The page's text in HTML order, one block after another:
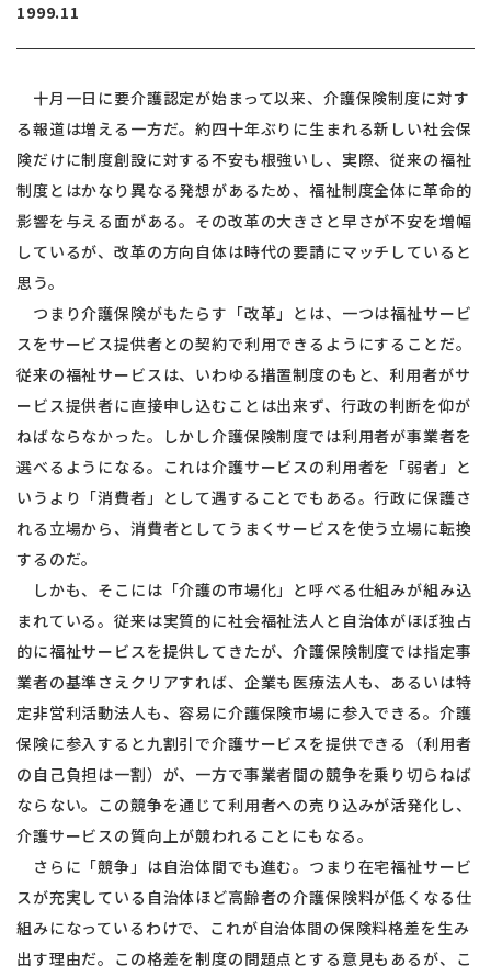
1999.11
十月一日に要介護認定が始まって以来、介護保険制度に対す
る報道は増える一方だ。約四十年ぶりに生まれる新しい社会保
険だけに制度創設に対する不安も根強いし、実際、従来の福祉
制度とはかなり異なる発想があるため、福祉制度全体に革命的
影響を与える面がある。その改革の大きさと早さが不安を増幅
しているが、改革の方向自体は時代の要請にマッチしていると
思う。
つまり介護保険がもたらす「改革」とは、一つは福祉サービ
スをサービス提供者との契約で利用できるようにすることだ。
従来の福祉サービスは、いわゆる措置制度のもと、利用者がサ
ービス提供者に直接申し込むことは出来ず、行政の判断を仰が
ねばならなかった。しかし介護保険制度では利用者が事業者を
選べるようになる。これは介護サービスの利用者を「弱者」と
いうより「消費者」として遇することでもある。行政に保護さ
れる立場から、消費者としてうまくサービスを使う立場に転換
するのだ。
しかも、そこには「介護の市場化」と呼べる仕組みが組み込
まれている。従来は実質的に社会福祉法人と自治体がほぼ独占
的に福祉サービスを提供してきたが、介護保険制度では指定事
業者の基準さえクリアすれば、企業も医療法人も、あるいは特
定非営利活動法人も、容易に介護保険市場に参入できる。介護
保険に参入すると九割引で介護サービスを提供できる（利用者
の自己負担は一割）が、一方で事業者間の競争を乗り切らねば
ならない。この競争を通じて利用者への売り込みが活発化し、
介護サービスの質向上が競われることにもなる。
さらに「競争」は自治体間でも進む。つまり在宅福祉サービ
スが充実している自治体ほど高齢者の介護保険料が低くなる仕
組みになっているわけで、これが自治体間の保険料格差を生み
出す理由だ。この格差を制度の問題点とする意見もあるが、こ